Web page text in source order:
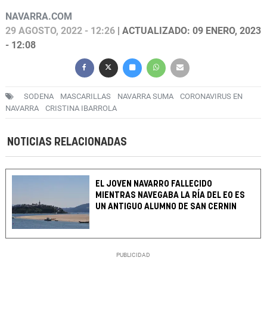
NAVARRA.COM
29 AGOSTO, 2022 - 12:26 | ACTUALIZADO: 09 ENERO, 2023
- 12:08
SODENA MASCARILLAS NAVARRA SUMA
CORONAVIRUS EN
NAVARRA
CRISTINA IBARROLA
NOTICIAS RELACIONADAS
EL JOVEN NAVARRO FALLECIDO
MIENTRAS NAVEGABA LA RÍA DEL EO ES
UN ANTIGUO ALUMNO DE SAN CERNIN